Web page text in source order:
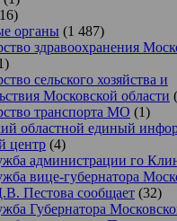
органы (1 487)
здравоохранения
сельского хозяйства и
Московской области
транспорта МО (1)
областной единый
центр (4)
администрации го
вице-губернатора
Пестова сообщает (32)
Губернатора